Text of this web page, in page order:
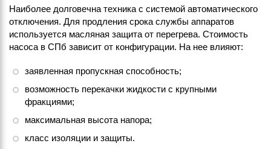
Наиболее долговечна техника с системой автоматического
отключения. Для продления срока службы аппаратов
используется масляная защита от перегрева. Стоимость
насоса в СПб зависит от конфигурации. На нее влияют:
заявленная пропускная способность;
возможность перекачки жидкости с крупными
фракциями;
максимальная высота напора;
класс изоляции и защиты.